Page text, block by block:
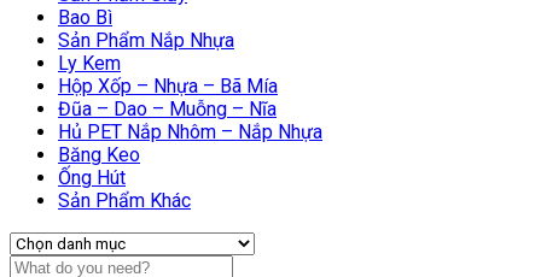
Bao Bì
Sản Phẩm Nắp Nhựa
Ly Kem
Hộp Xốp – Nhựa – Bã Mía
Đũa – Dao – Muỗng – Nĩa
Hủ PET Nắp Nhôm – Nắp Nhựa
Băng Keo
Ống Hút
Sản Phẩm Khác